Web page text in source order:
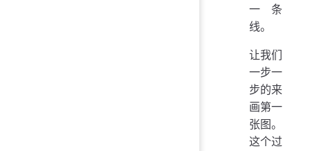
一条
线。
让我们
一步一
步的来
画第一
张图。
这个过